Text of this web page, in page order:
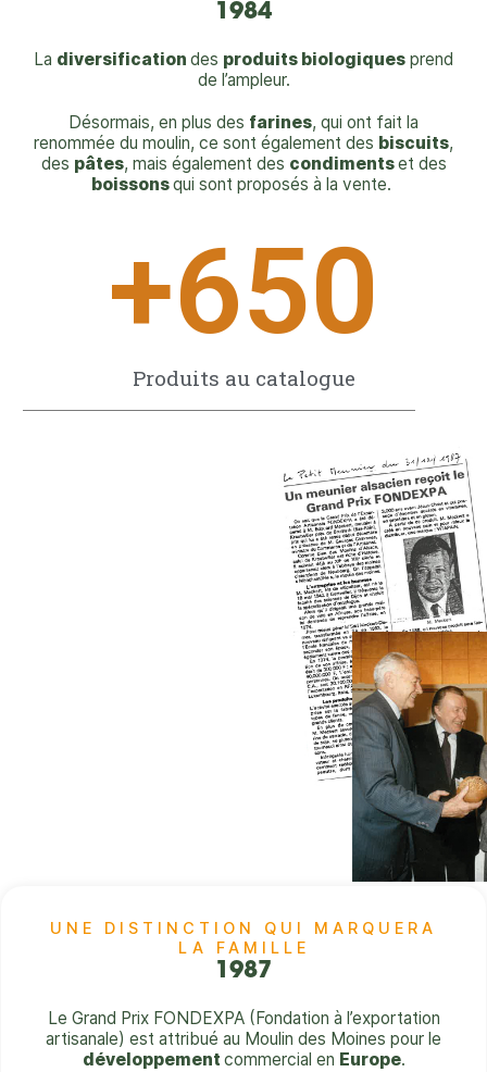
1984
La diversification des produits biologiques prend
de l’ampleur.
Désormais, en plus des farines, qui ont fait la
renommée du moulin, ce sont également des biscuits,
des pâtes, mais également des condimentset des
boissonsqui sont proposés à la vente.
+650
Produits au catalogue
UNE DISTINCTION QUI MARQUERA
LA FAMILLE
1987
Le Grand Prix FONDEXPA (Fondation à l’exportation
artisanale) est attribué au Moulin des Moines pour le
développement commercial en Europe.